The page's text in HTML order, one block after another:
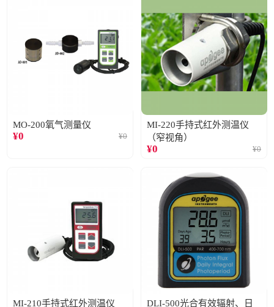
MO-200氧气测量仪
¥0 ¥0
MI-220手持式红外测温仪
（窄视角）
¥0 ¥0
MI-210手持式红外测温仪
DLI-500光合有效辐射、日